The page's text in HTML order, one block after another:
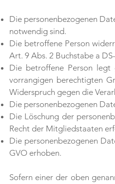
Die personenbezogenen
notwendig sind.
Die betroffene Person
Art. 9 Abs. 2 Buchstabe a
Die betroffene Person
vorrangigen berechtigten
Widerspruch gegen die
Die personenbezogenen
Die Löschung der
Recht der Mitgliedstaaten
Die personenbezogenen
GVO erhoben.
Sofern einer der oben